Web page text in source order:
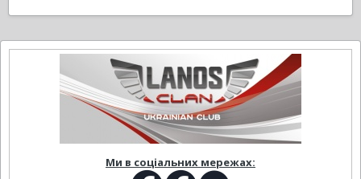
Ми в соціальних мережах: